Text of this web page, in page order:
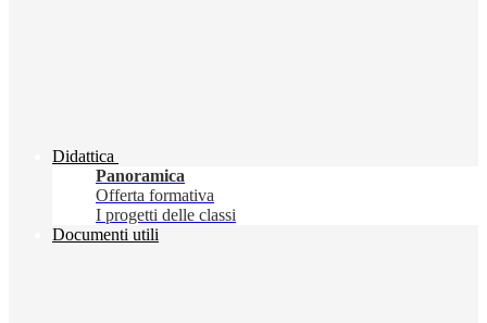
Didattica
Panoramica
Offerta formativa
I progetti delle classi
Documenti utili